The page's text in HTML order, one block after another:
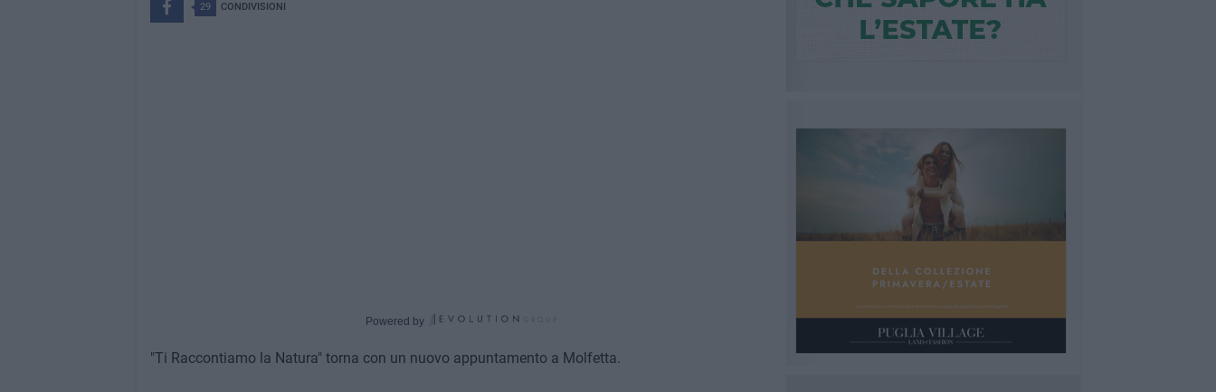
29 CONDIVISIONI
Powered by
"Ti Raccontiamo la Natura" torna con un nuovo appuntamento a Molfetta.